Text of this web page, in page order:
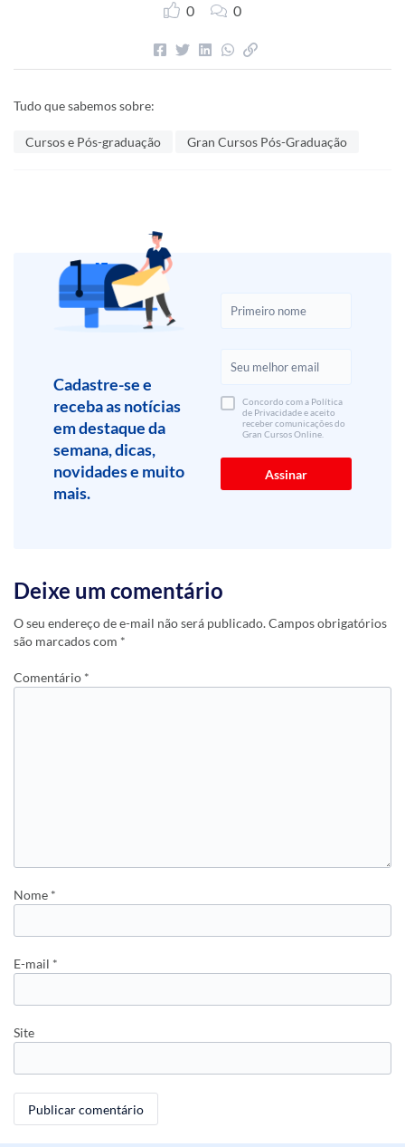
0 0
Tudo que sabemos sobre:
Cursos e Pós-graduação Gran Cursos Pós-Graduação
Cadastre-se e
receba as notícias
em destaque da
semana, dicas,
novidades e muito
mais.
Concordo com a Política
de Privacidade e aceito
receber comunicações do
Gran Cursos Online.
Deixe um comentário
O seu endereço de e-mail não será publicado.Campos obrigatórios
são marcados com *
Comentário *
Nome *
E-mail *
Site